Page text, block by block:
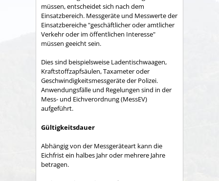
müssen, entscheidet sich nach dem
Einsatzbereich. Messgeräte und Messwerte der
Einsatzbereiche "geschäftlicher oder amtlicher
Verkehr oder im öffentlichen Interesse"
müssen geeicht sein.
Dies sind beispielsweise Ladentischwaagen,
Kraftstoffzapfsäulen, Taxameter oder
Geschwindigkeitsmessgeräte der Polizei.
Anwendungsfälle und Regelungen sind in der
Mess- und Eichverordnung (MessEV)
aufgeführt.
Gültigkeitsdauer
Abhängig von der Messgeräteart kann die
Eichfrist ein halbes Jahr oder mehrere Jahre
betragen.